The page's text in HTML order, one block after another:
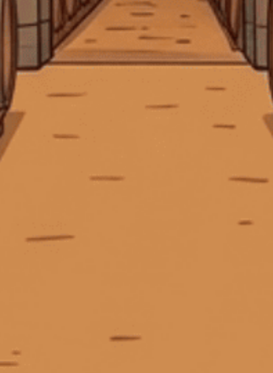
CÔNG TY TNHH MTV CÁI THÙNG GỖ
Địa chỉ:369 Hai Bà Trưng, P. Xuân Hòa, TP. Hồ Chí Minh
Điện thoại:
Email:
CHÍNH SÁCH
Giấy phép kinh doanh số 0311223087 do Sở Kế hoạch và Đầu tư TP.
Hồ Chí Minh cấp ngày 07/10/2011.